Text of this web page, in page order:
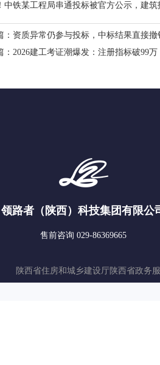
中铁某工程局串通投标被官方公示，建
： 资质异常仍参与投标，中标结果直接
： 2026建工考证潮爆发：注册指标破99
领路者（陕西）科技集团有限公
售前咨询 029-86369665
陕西省住房和城乡建设厅陕西省政务